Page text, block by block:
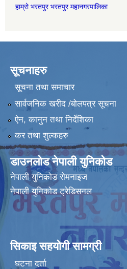
हाम्रो भरतपुर भरतपुर महानगरपालिका
सूचनाहरु
सूचना तथा समाचार
सार्वजनिक खरीद /बोलपत्र सूचना
ऐन, कानुन तथा निर्देशिका
कर तथा शुल्कहरु
डाउनलोड नेपाली युनिकोड
नेपाली युनिकोड रोमनाइज
नेपाली युनिकोड ट्रेडिसनल
सिकाइ सहयोगी सामग्री
घटना दर्ता